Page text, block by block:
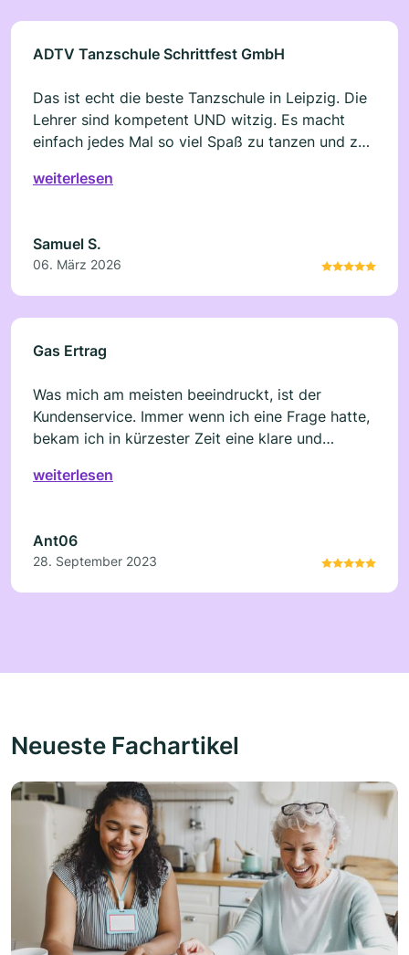
ADTV Tanzschule Schrittfest GmbH
Das ist echt die beste Tanzschule in Leipzig. Die
Lehrer sind kompetent UND witzig. Es macht
einfach jedes Mal so viel Spaß zu tanzen und zu
einfach einen anderen Termin nehmen. Toll!
weiterlesen
Samuel S.
06. März 2026
Gas Ertrag
Was mich am meisten beeindruckt, ist der
Kundenservice. Immer wenn ich eine Frage hatte,
bekam ich in kürzester Zeit eine klare und
da draußen, die solch einen hervorragenden
weiterlesen
Ant06
28. September 2023
Neueste Fachartikel